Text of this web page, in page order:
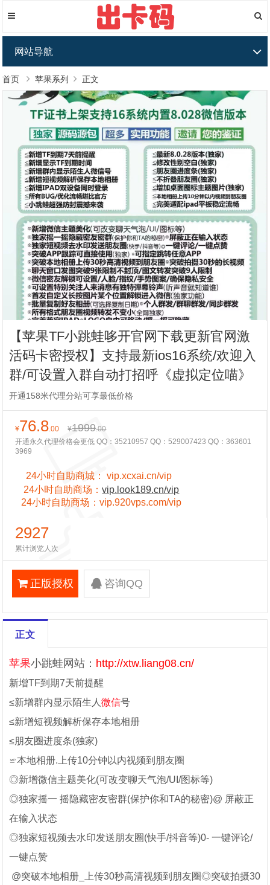
网站导航
首页 苹果系列 正文
【苹果TF小跳蛙哆开官网下载更新官网激
活码卡密授权】支持最新ios16系统/欢迎入
群/可设置入群自动打招呼《虚拟定位喵》
开通158米代理分站可享最低价格
¥76.8.00 ¥1999.00
开通永久代理价格会更低 QQ：35210957 QQ：529007423 QQ：363601
3969
24小时自助商城：vip.xcxai.cn/vip
24小时自助商场：vip.look189.cn/vip
24小时自助商场：vip.920vps.com/vip
2927
累计浏览人次
正版授权 咨询QQ
正文
苹果小跳蛙网站： http://xtw.liang08.cn/
新增TF到期7天前提醒
≤新增群内显示陌生人微信号
≤新增短视频解析保存本地相册
≤朋友圈进度条(独家)
≌本地相册.上传10分钟以内视频到朋友圈
◎新增微信主题美化(可改变聊天气泡/UI/图标等)
◎独家摇一 摇隐藏密友密群(保护你和TA的秘密)@ 屏蔽正
在输入状态
◎独家短视频去水印发送朋友圈(快手/抖音等)0- 一键评论/
一键点赞
@突破本地相册_上传30秒高清视频到朋友圈◎突破拍摄30